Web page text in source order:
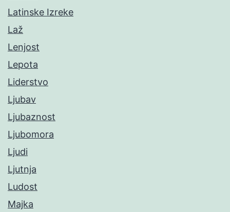
Latinske Izreke
Laž
Lenjost
Lepota
Liderstvo
Ljubav
Ljubaznost
Ljubomora
Ljudi
Ljutnja
Ludost
Majka